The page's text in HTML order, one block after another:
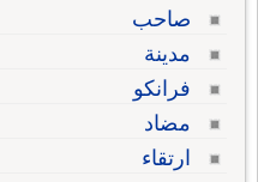
صاحب
مدينة
فرانكو
مضاد
ارتقاء